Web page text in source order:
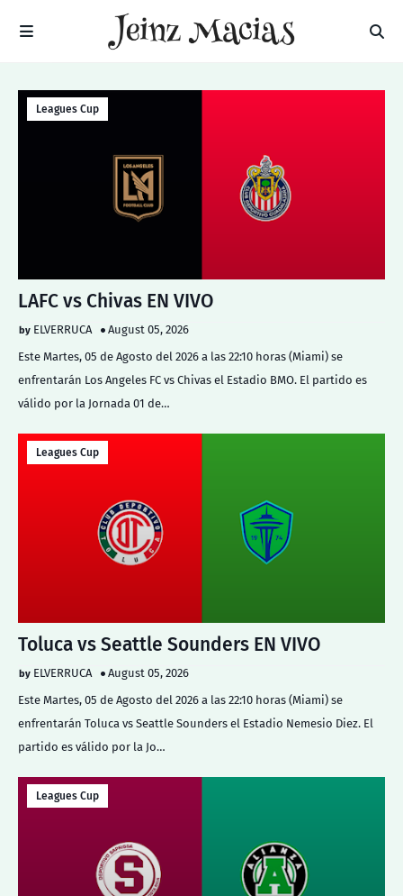
Leagues Cup
LAFC vs Chivas EN VIVO
ELVERRUCA
August 05, 2026
Este Martes, 05 de Agosto del 2026 a las 22:10 horas (Miami) se
enfrentarán Los Angeles FC vs Chivas el Estadio BMO. El partido es
válido por la Jornada 01 de…
Leagues Cup
Toluca vs Seattle Sounders EN VIVO
ELVERRUCA
August 05, 2026
Este Martes, 05 de Agosto del 2026 a las 22:10 horas (Miami) se
enfrentarán Toluca vs Seattle Sounders el Estadio Nemesio Diez. El
partido es válido por la Jo…
Leagues Cup